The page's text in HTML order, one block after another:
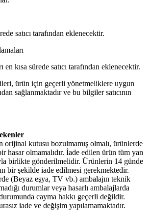
satıcı tarafından eklenecektir.
en kısa sürede satıcı tarafından eklenecektir.
ürün için geçerli yönetmeliklere uygun
sağlanmaktadır ve bu bilgiler satıcının
orijinal kutusu bozulmamış olmalı, ürünlerde
hasar olmamalıdır. İade edilen ürün tüm yan
birlikte gönderilmelidir. Ürünlerin 14 günde
bir şekilde iade edilmesi gerekmektedir.
(Beyaz eşya, TV vb.) ambalajın teknik
durumlar veya hasarlı ambalajlarda
cayma hakkı geçerli değildir.
iade ve değişim yapılamamaktadır.